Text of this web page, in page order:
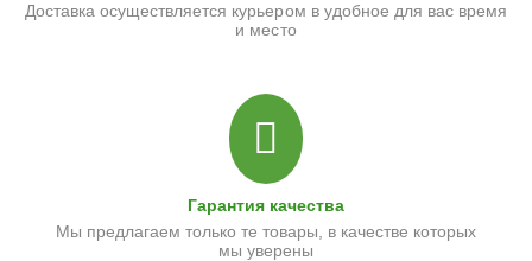
Доставка осуществляется курьером в удобное для вас время
и место
Гарантия качества
Мы предлагаем только те товары, в качестве которых
мы уверены